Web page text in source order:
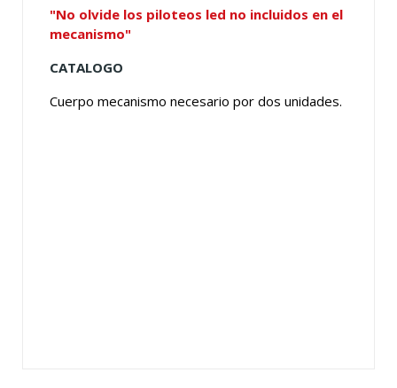
"No olvide los piloteos led no incluidos en el
mecanismo"
CATALOGO
Cuerpo mecanismo necesario por dos unidades.